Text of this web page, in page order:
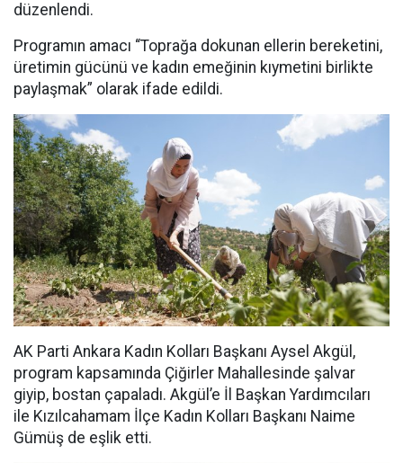
düzenlendi.
Programın amacı “Toprağa dokunan ellerin bereketini,
üretimin gücünü ve kadın emeğinin kıymetini birlikte
paylaşmak” olarak ifade edildi.
AK Parti Ankara Kadın Kolları Başkanı Aysel Akgül,
program kapsamında Çiğirler Mahallesinde şalvar
giyip, bostan çapaladı. Akgül’e İl Başkan Yardımcıları
ile Kızılcahamam İlçe Kadın Kolları Başkanı Naime
Gümüş de eşlik etti.